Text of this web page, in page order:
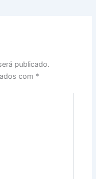
publicado.
com *